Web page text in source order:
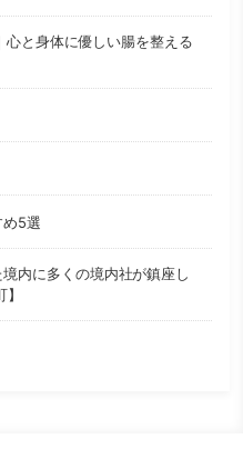
と身体に優しい腸を整える
5選
内に多くの境内社が鎮座し